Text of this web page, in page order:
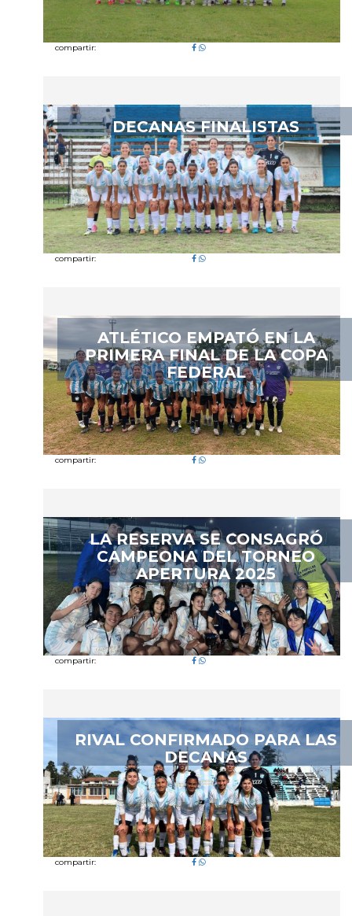
compartir:
DECANAS FINALISTAS
compartir:
ATLÉTICO EMPATÓ EN LA
PRIMERA FINAL DE LA COPA
FEDERAL
compartir:
LA RESERVA SE CONSAGRÓ
CAMPEONA DEL TORNEO
APERTURA 2025
compartir:
RIVAL CONFIRMADO PARA LAS
DECANAS
compartir: